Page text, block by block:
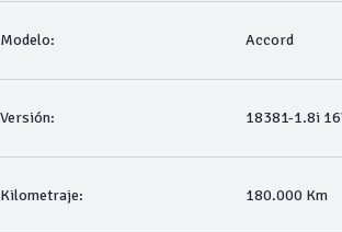
Modelo: Accord
Versión: 18381-1.8i
Kilometraje: 180.000 Km